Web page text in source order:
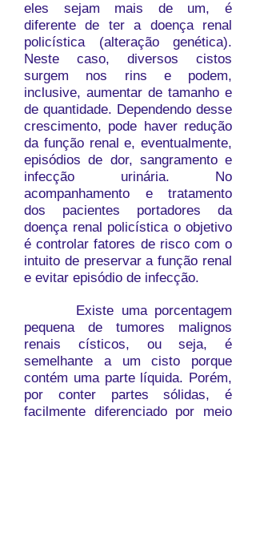
eles sejam mais de um, é
diferente de ter a doença renal
policística (alteração genética).
Neste caso, diversos cistos
surgem nos rins e podem,
inclusive, aumentar de tamanho e
de quantidade. Dependendo desse
crescimento, pode haver redução
da função renal e, eventualmente,
episódios de dor, sangramento e
infecção urinária. No
acompanhamento e tratamento
dos pacientes portadores da
doença renal policística o objetivo
é controlar fatores de risco com o
intuito de preservar a​ função renal
e evitar episódio de infecção.
Existe uma porcentagem
pequena de tumores malignos
renais císticos, ou seja, é
semelhante a um cisto porque
contém uma parte líquida. Porém,
por conter partes sólidas, é
facilmente diferenciado por meio